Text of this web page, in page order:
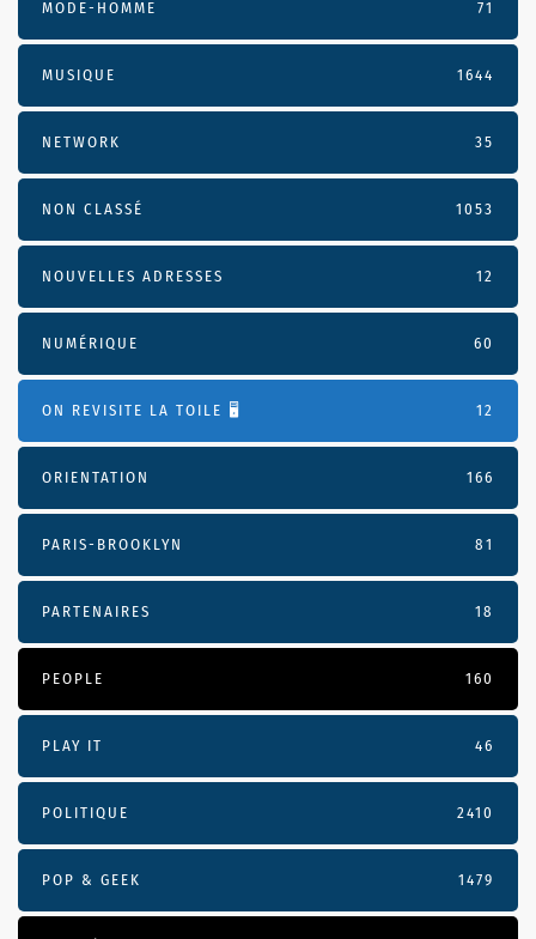
MODE-HOMME 71
MUSIQUE 1644
NETWORK 35
NON CLASSÉ 1053
NOUVELLES ADRESSES 12
NUMÉRIQUE 60
ON REVISITE LA TOILE 🖥️ 12
ORIENTATION 166
PARIS-BROOKLYN 81
PARTENAIRES 18
PEOPLE 160
PLAY IT 46
POLITIQUE 2410
POP & GEEK 1479